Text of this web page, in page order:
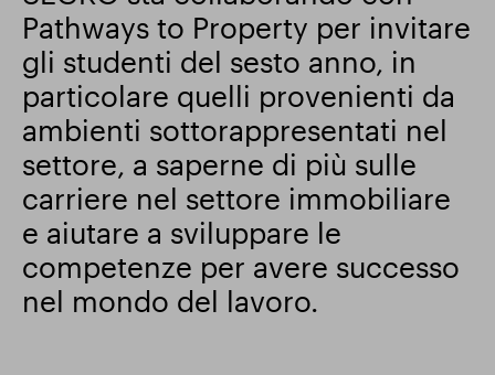
Parco intelligente
Pathways to Property per invitare
gli studenti del sesto anno, in
particolare quelli provenienti da
ambienti sottorappresentati nel
settore, a saperne di più sulle
carriere nel settore immobiliare
e aiutare a sviluppare le
competenze per avere successo
nel mondo del lavoro.